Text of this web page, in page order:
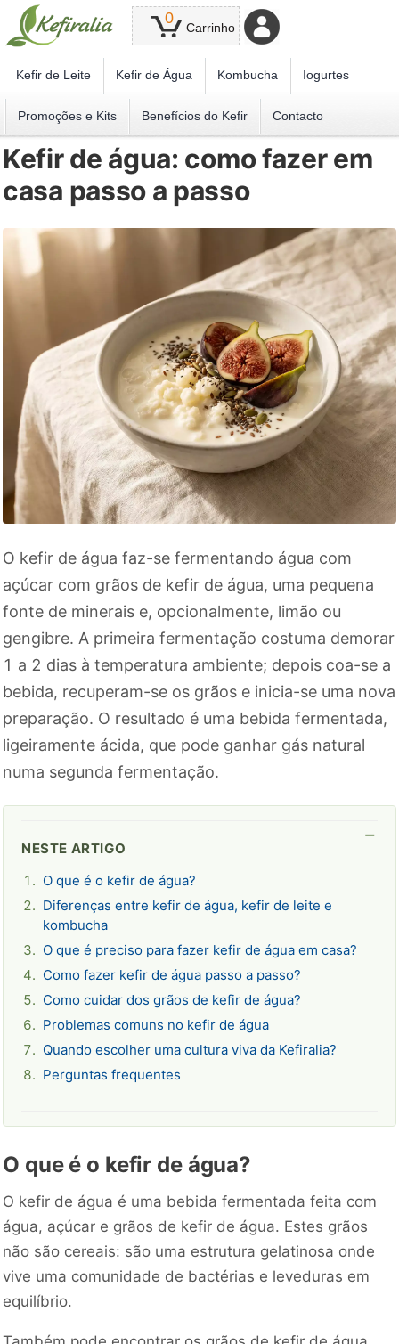
0
Carrinho
Kefir de Leite Kefir de Água Kombucha Iogurtes
Promoções e Kits Benefícios do Kefir Contacto
Kefir de água: como fazer em
casa passo a passo
O kefir de água faz-se fermentando água com
açúcar com grãos de kefir de água, uma pequena
fonte de minerais e, opcionalmente, limão ou
gengibre. A primeira fermentação costuma demorar
1 a 2 dias à temperatura ambiente; depois coa-se a
bebida, recuperam-se os grãos e inicia-se uma nova
preparação. O resultado é uma bebida fermentada,
ligeiramente ácida, que pode ganhar gás natural
numa segunda fermentação.
NESTE ARTIGO
O que é o kefir de água?
Diferenças entre kefir de água, kefir de leite e
kombucha
O que é preciso para fazer kefir de água em casa?
Como fazer kefir de água passo a passo?
Como cuidar dos grãos de kefir de água?
Problemas comuns no kefir de água
Quando escolher uma cultura viva da Kefiralia?
Perguntas frequentes
O que é o kefir de água?
O kefir de água é uma bebida fermentada feita com
água, açúcar e grãos de kefir de água. Estes grãos
não são cereais: são uma estrutura gelatinosa onde
vive uma comunidade de bactérias e leveduras em
equilíbrio.